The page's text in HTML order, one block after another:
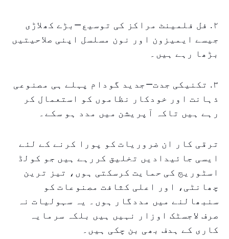
۲. فل فلمینٹ مراکز کی توسیع—بڑے کھلاڑی
جیسے ایمیزون اور نون مسلسل اپنی صلاحیتیں
بڑھا رہے ہیں۔
۳. تکنیکی جدت—جدید گودام پہلے ہی مصنوعی
ذہانت اور خودکار نظاموں کو استعمال کر
رہے ہیں تاکہ آپریشن میں مدد ہو سکے۔
ترقی کار ان ضروریات کو پورا کرنے کے لئے
ایسی جائیدادیں تخلیق کررہے ہیں جو کولڈ
اسٹوریج کی حمایت کرسکتی ہوں، تیز ترین
چھانٹی، اور اعلی کثافت مصنوعات کو
سنبھالنے میں مددگار ہوں۔ یہ سہولیات نہ
صرف لاجسٹک اوزار نہیں ہیں بلکہ سرمایہ
کاری کے ہدف بھی بن چکی ہیں۔